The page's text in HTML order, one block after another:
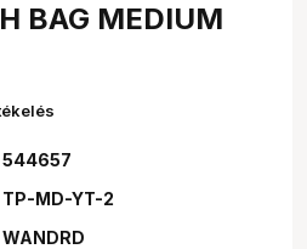
BAG MEDIUM
544657
TP-MD-YT-2
WANDRD